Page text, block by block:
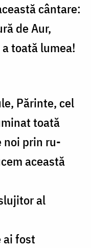
cântare:
de Aur,
toată lumea!
Părinte, cel
toată
noi prin ru­
această
al
ai fost